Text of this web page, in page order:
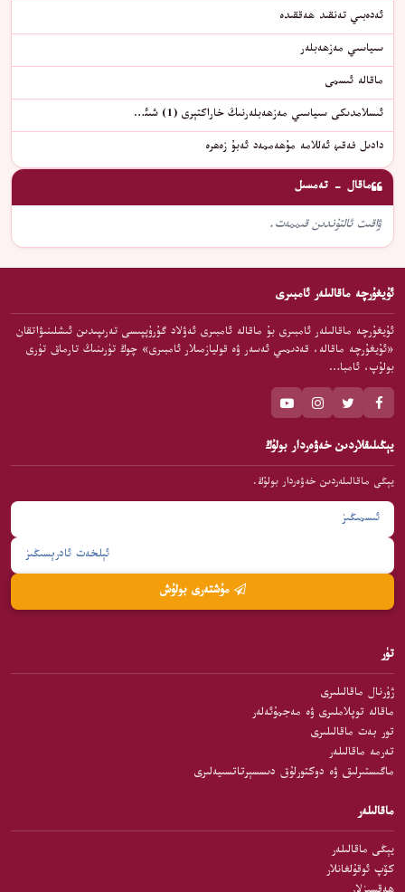
ئەدەبىي تەنقىد ھەققىدە
سىياسىي مەزھەبلەر
ماقالە ئىسمى
ئىسلامدىكى سىياسىي مەزھەبلەرنىڭ خاراكتېرى (1) شىئ…
دادىل فەقىھ ئەللامە مۇھەممەد ئەبۇ زەھرە
ماقال - تەمسىل
ۋاقىت ئالتۇندىن قىممەت.
ئۇيغۇرچە ماقالىلەر ئامبىرى
ئۇيغۇرچە ماقالىلەر ئامبىرى بۇ ماقالە ئامبىرى ئەۋلاد گۇرۇپپىسى تەرىپىدىن ئىشلىنىۋاتقان
«ئۇيغۇرچە ماقالە، قەدىمىي ئەسەر ۋە قوليازمىلار ئامبىرى» چوڭ تۈرىنىڭ تارماق تۈرى
بولۇپ، ئامبا…
يېڭىلىقلاردىن خەۋەردار بولۇڭ
يېڭى ماقالىلەردىن خەۋەردار بولۇڭ.
تۈر
ژۇرنال ماقالىلىرى
ماقالە توپلاملىرى ۋە مەجمۇئەلەر
تور بەت ماقالىلىرى
تەرمە ماقالىلەر
ماگىستىرلىق ۋە دوكتورلۇق دىسسېرتاتسىيەلىرى
ماقالىلەر
يېڭى ماقالىلەر
كۆپ ئوقۇلغانلار